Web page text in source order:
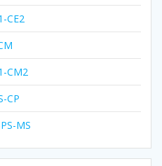
CE2
CM2
CP
MS